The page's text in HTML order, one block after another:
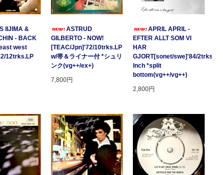
IIJIMA &
- BACK
west
12trks.LP
ASTRUD
GILBERTO - NOW!
[TEAC/Jpn]'72/10trks.LP
w/帯＆ライナー付 *シュリ
ンク(vg++/ex+)
7,800円
APRIL APRIL -
EFTER ALLT SOM VI
HAR
GJORT[sonet/swe]'84/2trks.7
Inch *split
bottom(vg++/vg++)
2,800円